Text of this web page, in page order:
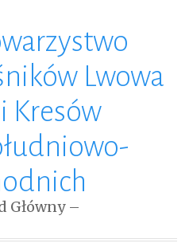
Lwowa
i Kresów
Główny –